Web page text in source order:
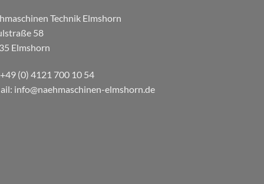
Technik Elmshorn
58
Elmshorn
+49 (0) 4121 700 10 54
info@naehmaschinen-elmshorn.de